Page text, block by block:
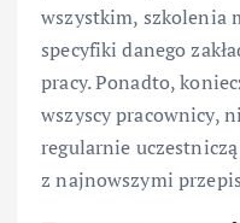
wszystkim, szkolenia
specyfiki danego
pracy. Ponadto,
wszyscy pracownicy,
regularnie
z najnowszymi